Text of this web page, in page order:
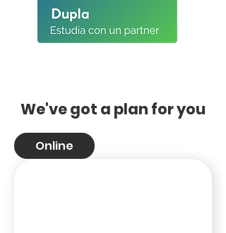
We've got a plan for you
Online